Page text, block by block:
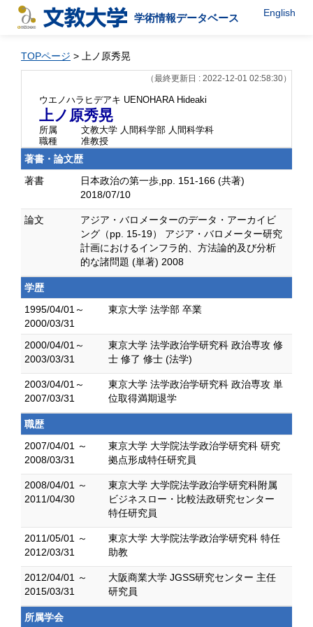
学術情報データベース English
TOPページ > 上ノ原秀晃
（最終更新日 : 2022-12-01 02:58:30）
ウエノハラヒデアキ UENOHARA Hideaki
上ノ原秀晃
所属
文教大学 人間科学部 人間科学科
職種
准教授
著書・論文歴
著書
日本政治の第一歩,pp. 151-166 (共著)
2018/07/10
論文
アジア・バロメーターのデータ・アーカイビ
ング（pp. 15-19） アジア・バロメーター研究
計画におけるインフラ的、方法論的及び分析
的な諸問題 (単著) 2008
学歴
1995/04/01～
2000/03/31
東京大学 法学部 卒業
2000/04/01～
2003/03/31
東京大学 法学政治学研究科 政治専攻 修
士 修了 修士 (法学)
2003/04/01～
2007/03/31
東京大学 法学政治学研究科 政治専攻 単
位取得満期退学
職歴
2007/04/01 ～
2008/03/31
東京大学 大学院法学政治学研究科 研究
拠点形成特任研究員
2008/04/01 ～
2011/04/30
東京大学 大学院法学政治学研究科附属
ビジネスロー・比較法政研究センター
特任研究員
2011/05/01 ～
2012/03/31
東京大学 大学院法学政治学研究科 特任
助教
2012/04/01 ～
2015/03/31
大阪商業大学 JGSS研究センター 主任
研究員
所属学会